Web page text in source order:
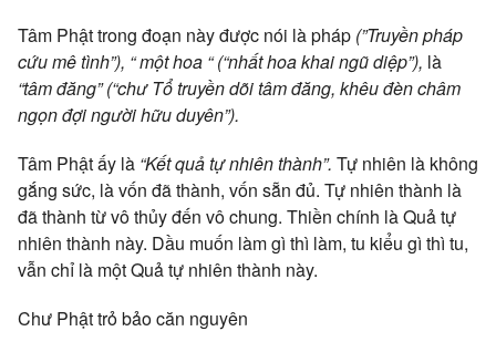
Tâm Phật trong đoạn này được nói là pháp (”Truyền pháp
cứu mê tình”), “ một hoa “ (“nhất hoa khai ngũ diệp”), là
“tâm đăng” (“chư Tổ truyền dõi tâm đăng, khêu đèn châm
ngọn đợi người hữu duyên”).
Tâm Phật ấy là “Kết quả tự nhiên thành”. Tự nhiên là không
gắng sức, là vốn đã thành, vốn sẵn đủ. Tự nhiên thành là
đã thành từ vô thủy đến vô chung. Thiền chính là Quả tự
nhiên thành này. Dầu muốn làm gì thì làm, tu kiểu gì thì tu,
vẫn chỉ là một Quả tự nhiên thành này.
Chư Phật trỏ bảo căn nguyên